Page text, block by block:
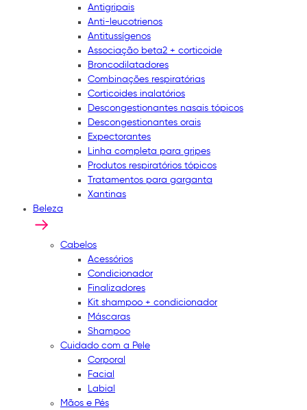
Antigripais
Anti-leucotrienos
Antitussígenos
Associação beta2 + corticoide
Broncodilatadores
Combinações respiratórias
Corticoides inalatórios
Descongestionantes nasais tópicos
Descongestionantes orais
Expectorantes
Linha completa para gripes
Produtos respiratórios tópicos
Tratamentos para garganta
Xantinas
Beleza
Cabelos
Acessórios
Condicionador
Finalizadores
Kit shampoo + condicionador
Máscaras
Shampoo
Cuidado com a Pele
Corporal
Facial
Labial
Mãos e Pés